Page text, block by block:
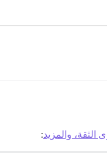
: